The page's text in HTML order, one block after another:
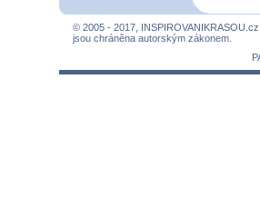
© 2005 - 2017, INSPIROVANIKRASOU.cz,
jsou chráněna autorským zákonem.